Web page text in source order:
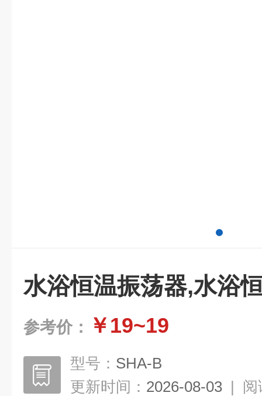
水浴恒温振荡器,水浴
参考价： ￥19~19
型号： SHA-B
更新时间： 2026-08-03 | 阅